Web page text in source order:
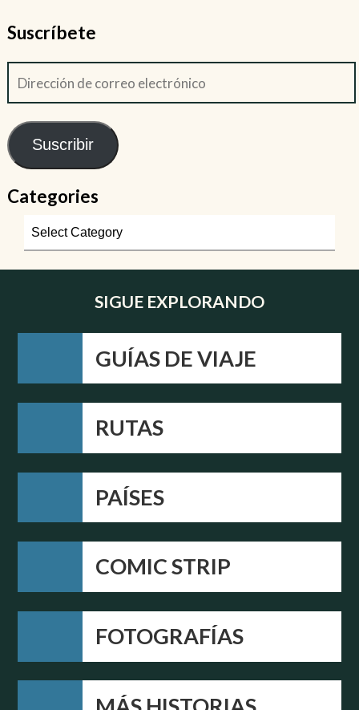
Suscríbete
Suscribir
Categories
SIGUE EXPLORANDO
GUÍAS DE VIAJE
RUTAS
PAÍSES
COMIC STRIP
FOTOGRAFÍAS